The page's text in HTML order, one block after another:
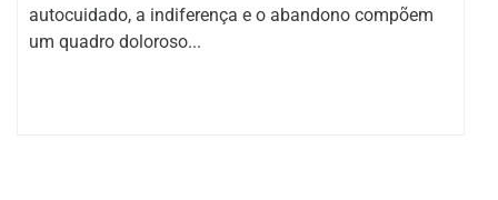
autocuidado, a indiferença e o abandono compõem
um quadro doloroso...